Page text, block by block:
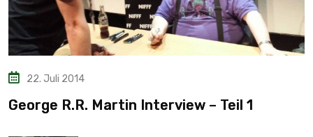
22. Juli 2014
George R.R. Martin Interview – Teil 1